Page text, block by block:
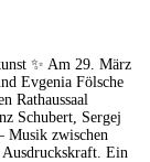
✨ Am 29. März
Evgenia Fölsche
Rathaussaal
Schubert, Sergej
Musik zwischen
Ein